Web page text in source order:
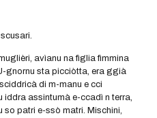
avìanu na fìglia fìmmina
gnornu sta picciòtta, era ggià
di m-manu e cci
assintumà e-ccadì n terra,
so patri e-ssò matri. Mischini,